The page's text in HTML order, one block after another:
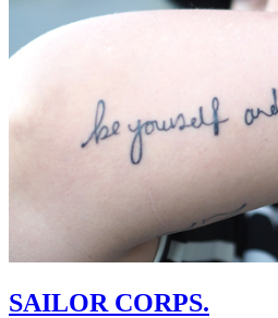
SAILOR CORPS.